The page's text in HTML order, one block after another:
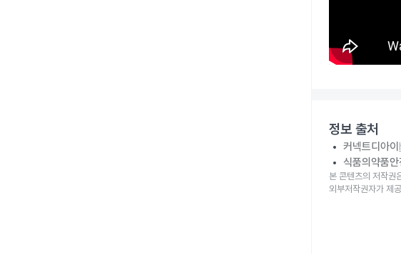
정보 출처
커넥트디아이
식품의약품안
본 콘텐츠의 저작권
외부저작권자가 제